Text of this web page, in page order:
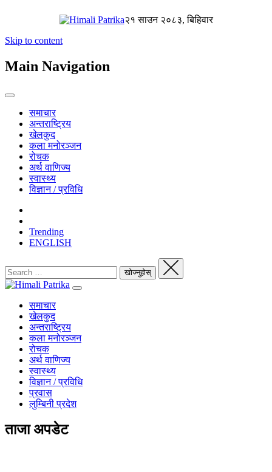
२१ साउन २०८३, बिहिवार
Skip to content
Main Navigation
समाचार
अन्तराष्ट्रिय
खेलकुद
कला मनोरञ्जन
रोचक
अर्थ वाणिज्य
स्वास्थ्य
विज्ञान / प्रविधि
Trending
ENGLISH
समाचार
खेलकुद
अन्तराष्ट्रिय
कला मनोरञ्जन
रोचक
अर्थ वाणिज्य
स्वास्थ्य
विज्ञान / प्रविधि
प्रवास
लुम्बिनी प्रदेश
ताजा अपडेट